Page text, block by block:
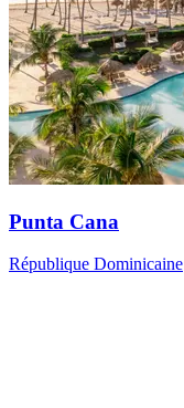
Punta Cana
République Dominicaine